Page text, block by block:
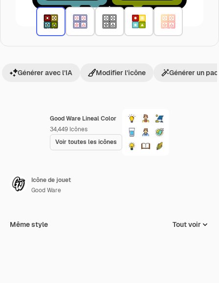
Good Ware Lineal Color
34,449 Icônes
Voir toutes les icônes
Générer avec l’IA Modifier l’icône Générer un
Icône de jouet
Good Ware
Même style Tout voir